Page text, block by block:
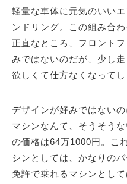
軽量な車体に元気のいい
ンドリング。この組み合
正直なところ、フロント
みではないのだが、少し
欲しくて仕方なくなってし
デザインが好みではない
マシンなんて、そうそう
の価格は64万1000円。こ
シンとしては、かなりの
免許で乗れるマシンとし